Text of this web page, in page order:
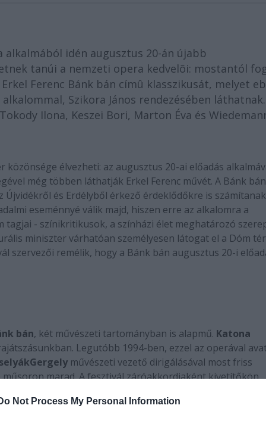
Not Process My Personal Information
alkalmából idén augusztus 20-án újabb
tanúi a nemzeti opera kedvelõi: mostantól
Ferenc Bánk bán címû klasszikusát, melyet
Szikora János rendezésében
Ilona, Keszei Bori, Marton Éva és
élvezheti: az augusztus 20-ai előadás
még többen láthatják Erkel Ferenc művét. A Bánk bán
Újvidékről és Erdélyből érkező érdeklődőkre is
eseménnyé válik majd, hiszen erre az alkalomra a
tagjai - színikritikusok, a színházi élet meghatározó
miniszter várhatóan személyesen látogat el a Dóm
szervezői remélik, hogy a Bánk bán augusztus 20-i
bán, két művészeti tartományban is alapmű. Katona
Legutóbb 1994-ben, ezzel az operával
Gergely művészeti vezető dirigálásával most friss
marad. A fesztivál záróakkordjaként kivetítőkön
elmondhatjuk, hetedhét országban itt néznek legtöbben